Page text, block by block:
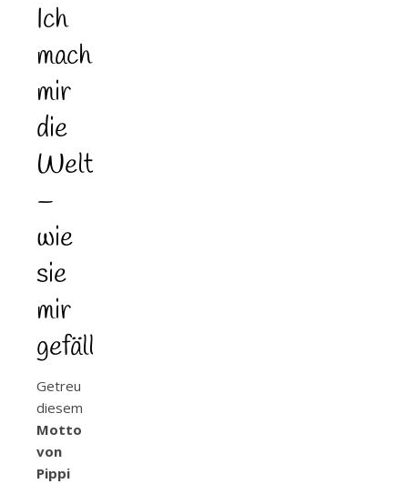
Ich
mach
mir
die
Welt
–
wie
sie
mir
gefällt
Getreu
diesem
Motto
von
Pippi